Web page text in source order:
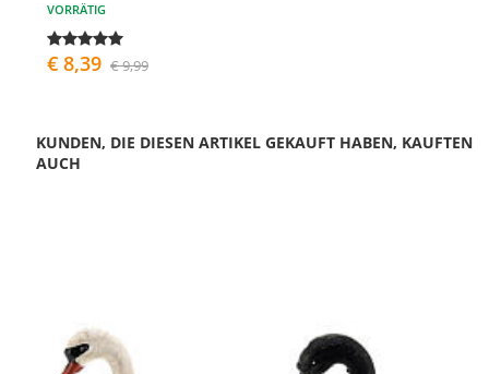
VORRÄTIG
€ 8,39 € 9,99
KUNDEN, DIE DIESEN ARTIKEL GEKAUFT HABEN, KAUFTEN
AUCH